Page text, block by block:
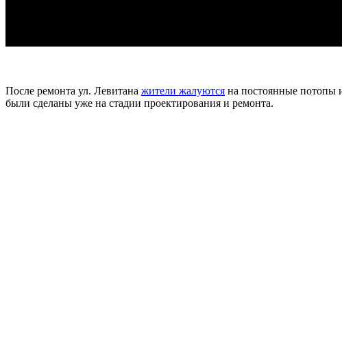
После ремонта ул. Левитана жители жалуются на постоянные потопы
были сделаны уже на стадии проектирования и ремонта.